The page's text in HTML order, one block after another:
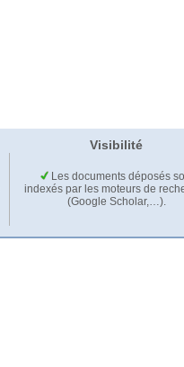
Visibilité
Les documents déposés
indexés par les moteurs de
(Google Scholar,…).